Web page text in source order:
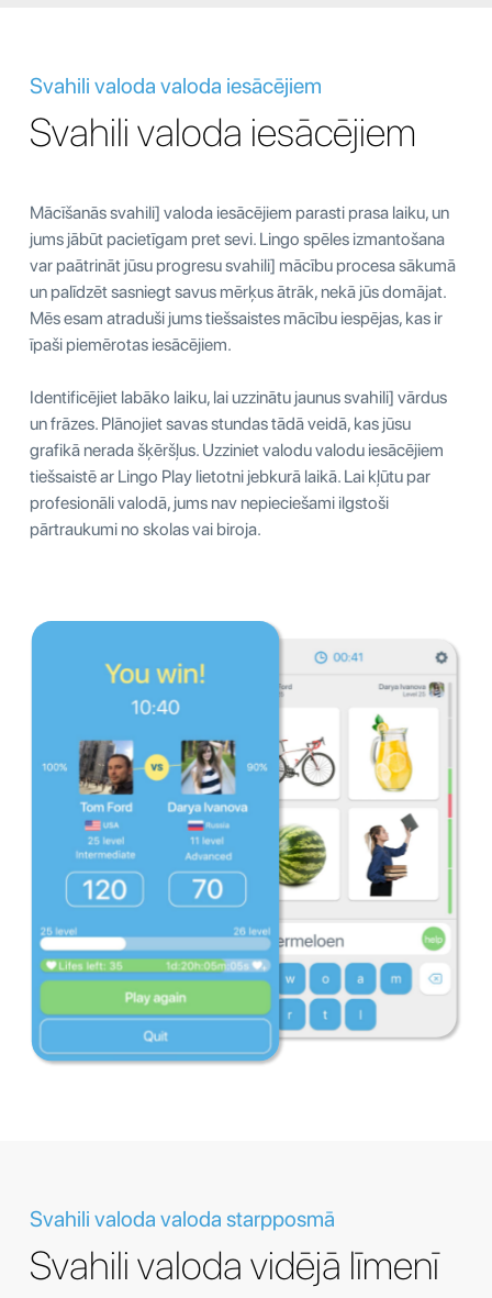
Svahili valoda valoda iesācējiem
Svahili valoda iesācējiem
Mācīšanās svahili] valoda iesācējiem parasti prasa laiku, un
jums jābūt pacietīgam pret sevi. Lingo spēles izmantošana
var paātrināt jūsu progresu svahili] mācību procesa sākumā
un palīdzēt sasniegt savus mērķus ātrāk, nekā jūs domājat.
Mēs esam atraduši jums tiešsaistes mācību iespējas, kas ir
īpaši piemērotas iesācējiem.
Identificējiet labāko laiku, lai uzzinātu jaunus svahili] vārdus
un frāzes. Plānojiet savas stundas tādā veidā, kas jūsu
grafikā nerada šķēršļus. Uzziniet valodu valodu iesācējiem
tiešsaistē ar Lingo Play lietotni jebkurā laikā. Lai kļūtu par
profesionāli valodā, jums nav nepieciešami ilgstoši
pārtraukumi no skolas vai biroja.
Svahili valoda valoda starpposmā
Svahili valoda vidējā līmenī